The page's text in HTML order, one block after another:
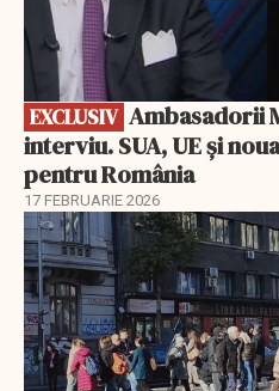
EXCLUSIV
interviu. SUA, UE și
pentru România
17 FEBRUARIE 2026